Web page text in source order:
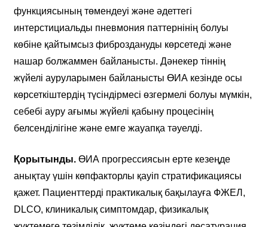
функциясының төмендеуі және әдеттегі
интерстициальды пневмония паттернінің болуы
көбіне қайтымсыз фиброздануды көрсетеді және
нашар болжаммен байланысты. Дәнекер тіннің
жүйелі ауруларымен байланысты ӨИА кезінде осы
көрсеткіштердің түсіндірмесі өзгермелі болуы мүмкін,
себебі ауру ағымы жүйелі қабыну процесінің
белсенділігіне және емге жауапқа тәуелді.
Қорытынды. ӨИА прогрессиясын ерте кезеңде
анықтау үшін көпфакторлы қауіп стратификациясы
қажет. Пациенттерді практикалық бақылауға ФЖЕЛ,
DLCO, клиникалық симптомдар, физикалық